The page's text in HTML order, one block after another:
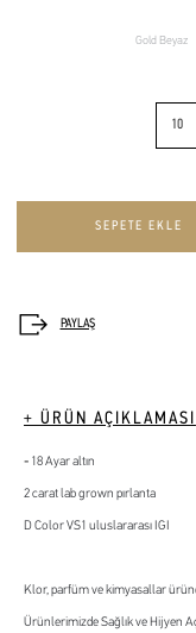
Gold Beyaz
10
+ ÜRÜN AÇIKLAMASI
18 Ayar altın
2 carat lab grown pırlanta
D Color VS1 uluslararası IGI
Klor, parfüm ve kimyasallar
Ürünlerimizde Sağlık ve Hijyen